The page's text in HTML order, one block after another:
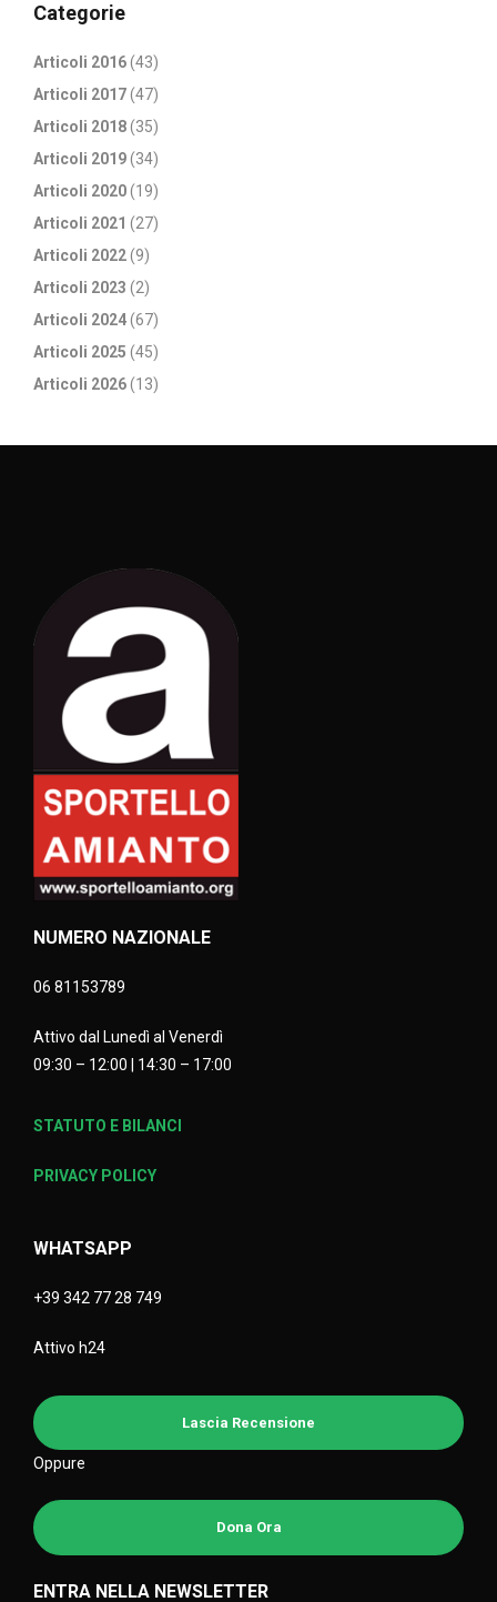
Categorie
Articoli 2016(43)
Articoli 2017(47)
Articoli 2018(35)
Articoli 2019(34)
Articoli 2020(19)
Articoli 2021 (27)
Articoli 2022(9)
Articoli 2023 (2)
Articoli 2024(67)
Articoli 2025 (45)
Articoli 2026(13)
NUMERO NAZIONALE
06 81153789
Attivo dal Lunedì al Venerdì
09:30 – 12:00 | 14:30 – 17:00
STATUTO E BILANCI
PRIVACY POLICY
WHATSAPP
+39 342 77 28 749
Attivo h24
Lascia Recensione
Oppure
Dona Ora
ENTRA NELLA NEWSLETTER